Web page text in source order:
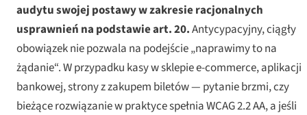
audytu swojej postawy w zakresie racjonalnych
usprawnień na podstawie art. 20.Antycypacyjny, ciągły
obowiązek nie pozwala na podejście „naprawimy to na
żądanie“. W przypadku kasy w sklepie e-commerce, aplikacji
bankowej, strony z zakupem biletów — pytanie brzmi, czy
bieżące rozwiązanie w praktyce spełnia WCAG 2.2 AA, a jeśli